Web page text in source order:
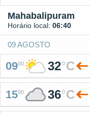
Mahabalipuram
Horário local: 06:40
09 AGOSTO
0900 32°C
1500 36°C